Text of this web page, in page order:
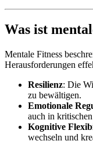
Was ist
Mentale Fitness
Herausforderungen
Resilienz: Die
zu bewältigen.
Emotionale
auch in
Kognitive
wechseln und